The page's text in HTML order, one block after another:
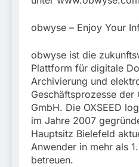
obwyse – Enjoy Your
obwyse ist die
Plattform für digitale
Archivierung und
Geschäftsprozesse der
GmbH. Die OXSEED
im Jahre 2007
Hauptsitz Bielefeld
Anwender in mehr als
betreuen.